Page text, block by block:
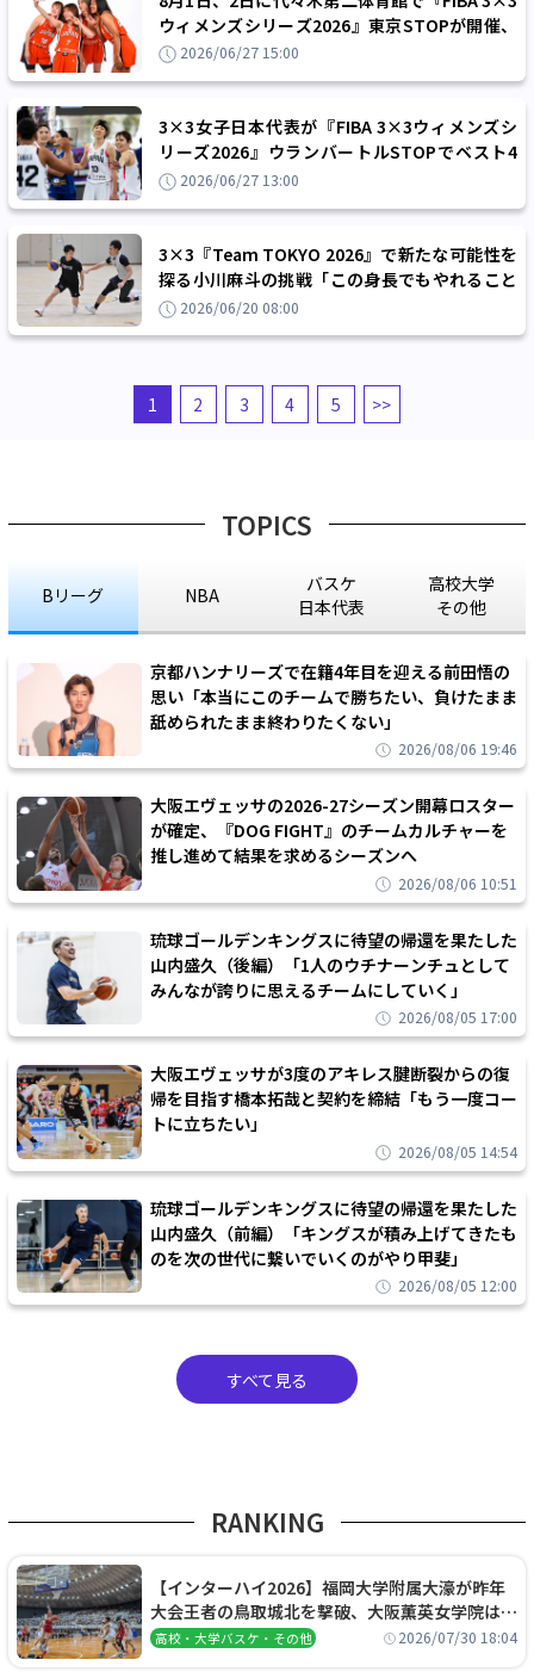
ウィメンズシリーズ2026』東京STOPが開催、
入場券は7月1日から一般販売が開始！
2026/06/27 15:00
3×3女子日本代表が『FIBA 3×3ウィメンズシ
リーズ2026』ウランバートルSTOPでベスト4
入り、前田HC「少しずつ成果に繋がっている」
2026/06/27 13:00
3×3『Team TOKYO 2026』で新たな可能性を
探る小川麻斗の挑戦「この身長でもやれること
を証明したい」
2026/06/20 08:00
1 2 3 4 5 >>
TOPICS
Bリーグ NBA
バスケ
日本代表
高校大学
その他
京都ハンナリーズで在籍4年目を迎える前田悟の
思い「本当にこのチームで勝ちたい、負けたまま
舐められたまま終わりたくない」
2026/08/06 19:46
大阪エヴェッサの2026-27シーズン開幕ロスター
が確定、『DOG FIGHT』のチームカルチャーを
推し進めて結果を求めるシーズンへ
2026/08/06 10:51
琉球ゴールデンキングスに待望の帰還を果たした
山内盛久（後編）「1人のウチナーンチュとして
みんなが誇りに思えるチームにしていく」
2026/08/05 17:00
大阪エヴェッサが3度のアキレス腱断裂からの復
帰を目指す橋本拓哉と契約を締結「もう一度コー
トに立ちたい」
2026/08/05 14:54
琉球ゴールデンキングスに待望の帰還を果たした
山内盛久（前編）「キングスが積み上げてきたも
のを次の世代に繋いでいくのがやり甲斐」
2026/08/05 12:00
すべて見る
RANKING
【インターハイ2026】福岡大学附属大濠が昨年
大会王者の鳥取城北を撃破、大阪薫英女学院は岐
阜女子に完勝、大会3日目試合結果
高校・大学バスケ・その他 2026/07/30 18:04